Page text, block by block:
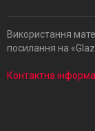
Використання
посилання на
Контактна